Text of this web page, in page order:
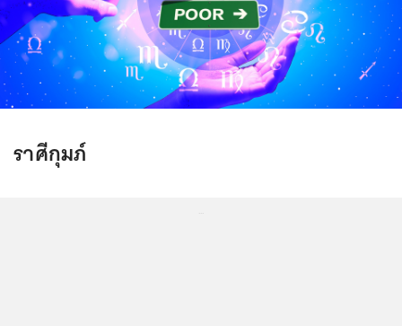
ราศีกุมภ์